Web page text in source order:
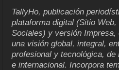
TallyHo, publicación
plataforma digital (Sitio
Sociales) y versión Impresa,
una visión global, integral,
profesional y tecnológica, de
e internacional. Incorpora